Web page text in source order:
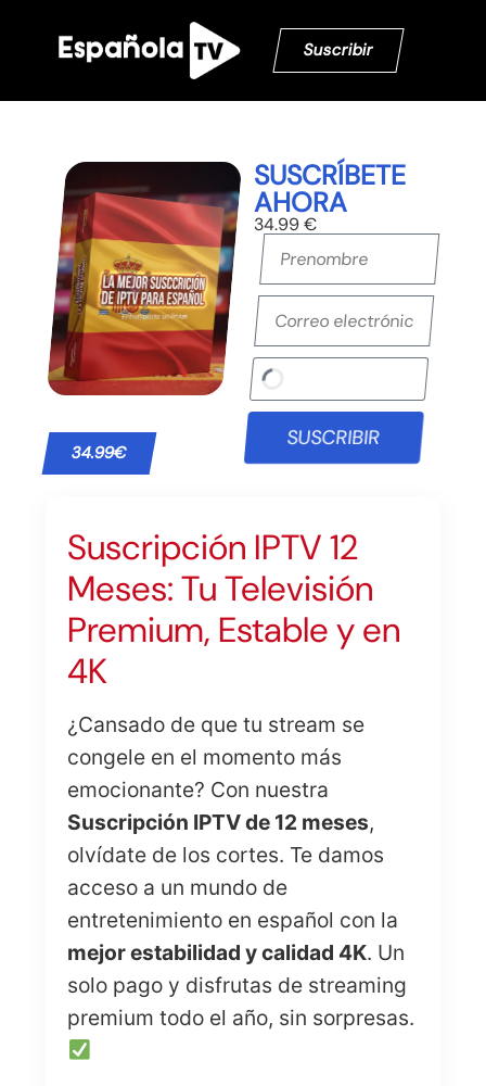
Suscribir
34.99€
SUSCRÍBETE
AHORA
34.99 €
SUSCRIBIR
Suscripción IPTV 12
Meses: Tu Televisión
Premium, Estable y en
4K
¿Cansado de que tu stream se
congele en el momento más
emocionante? Con nuestra
Suscripción IPTV de 12 meses,
olvídate de los cortes. Te damos
acceso a un mundo de
entretenimiento en español con la
mejor estabilidad y calidad 4K. Un
solo pago y disfrutas de streaming
premium todo el año, sin sorpresas.